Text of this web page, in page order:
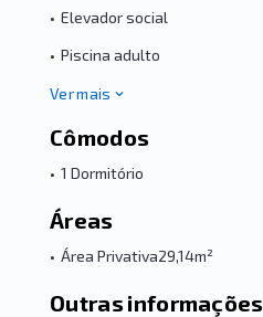
• Elevador social
• Piscina adulto
Ver mais
Cômodos
• 1 Dormitório
Áreas
• Área Privativa29,14m²
Outras informações